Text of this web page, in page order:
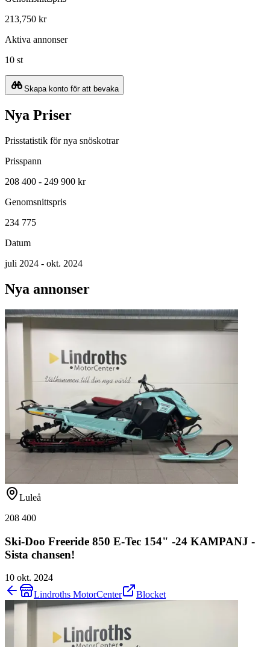
213,750 kr
Aktiva annonser
10 st
Skapa konto för att bevaka
Nya Priser
Prisstatistik för nya snöskotrar
Prisspann
208 400 - 249 900 kr
Genomsnittspris
234 775
Datum
juli 2024 - okt. 2024
Nya annonser
Luleå
208 400
Ski-Doo Freeride 850 E-Tec 154" -24 KAMPANJ -
Sista chansen!
10 okt. 2024
Lindroths MotorCenter
Blocket